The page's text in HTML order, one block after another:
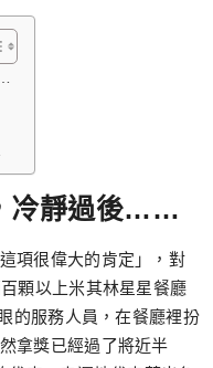
冷靜過後……
項很偉大的肯定」，對
顆以上米其林星星餐廳
的服務人員，在餐廳裡扮
拿獎已經過了將近半